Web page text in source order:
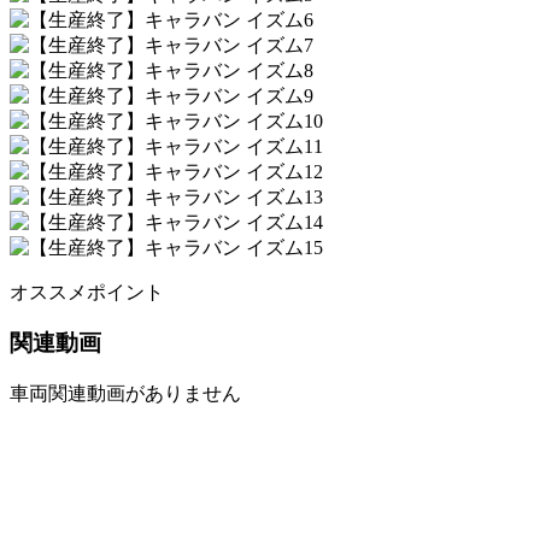
オススメポイント
関連動画
車両関連動画がありません